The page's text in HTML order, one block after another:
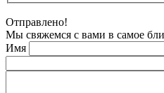
Отправлено!
Мы свяжемся с вами в самое
Имя